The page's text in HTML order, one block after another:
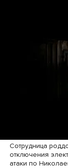
Сотрудница
отключения
атаки по